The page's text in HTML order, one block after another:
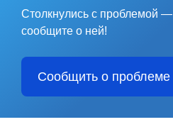
Столкнулись с проблемой —
сообщите о ней!
Сообщить о проблеме